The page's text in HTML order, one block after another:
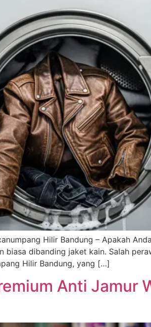
Hilir Bandung – Apakah
dibanding jaket kain. Salah
Hilir Bandung, yang […]
Anti Jamur